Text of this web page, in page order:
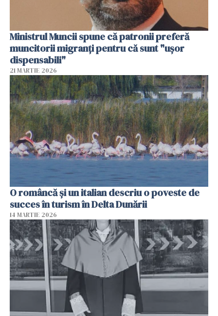
Ministrul Muncii spune că patronii preferă
muncitorii migranți pentru că sunt "uşor
dispensabili"
21 MARTIE 2026
O româncă și un italian descriu o poveste de
succes în turism în Delta Dunării
14 MARTIE 2026